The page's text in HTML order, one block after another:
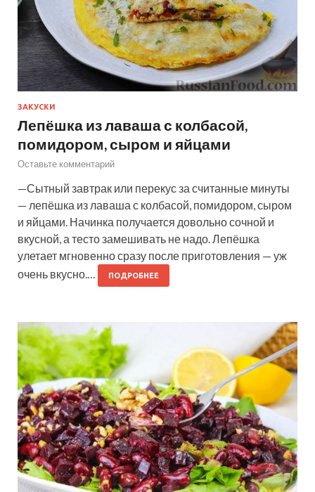
ЗАКУСКИ
Лепёшка из лаваша с колбасой,
помидором, сыром и яйцами
Оставьте комментарий
—Сытный завтрак или перекус за считанные минуты
— лепёшка из лаваша с колбасой, помидором, сыром
и яйцами. Начинка получается довольно сочной и
вкусной, а тесто замешивать не надо. Лепёшка
улетает мгновенно сразу после приготовления — уж
очень вкусно.…
ПОДРОБНЕЕ